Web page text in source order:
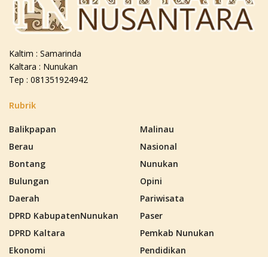
Kaltim : Samarinda
Kaltara : Nunukan
Tep : 081351924942
Rubrik
Balikpapan
Berau
Bontang
Bulungan
Daerah
DPRD KabupatenNunukan
DPRD Kaltara
Ekonomi
Malinau
Nasional
Nunukan
Opini
Pariwisata
Paser
Pemkab Nunukan
Pendidikan